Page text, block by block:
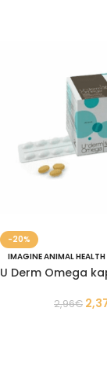
-20%
IMAGINE ANIMAL HEALTH
U Derm Omega
2,96€